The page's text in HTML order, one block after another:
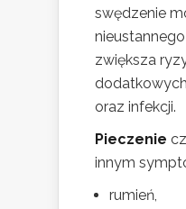
swędzenie
zwiększa
oraz infekcji.
Pieczenie
innym
rumień,